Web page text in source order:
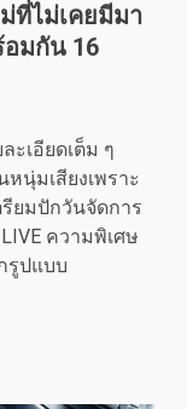
ที่ไม่เคยมีมา
อมกัน 16
ะเอียดเต็ม ๆ
นุ่มเสียงเพราะ
ยมปักวันจัดการ
ความพิเศษ
รูปแบบ